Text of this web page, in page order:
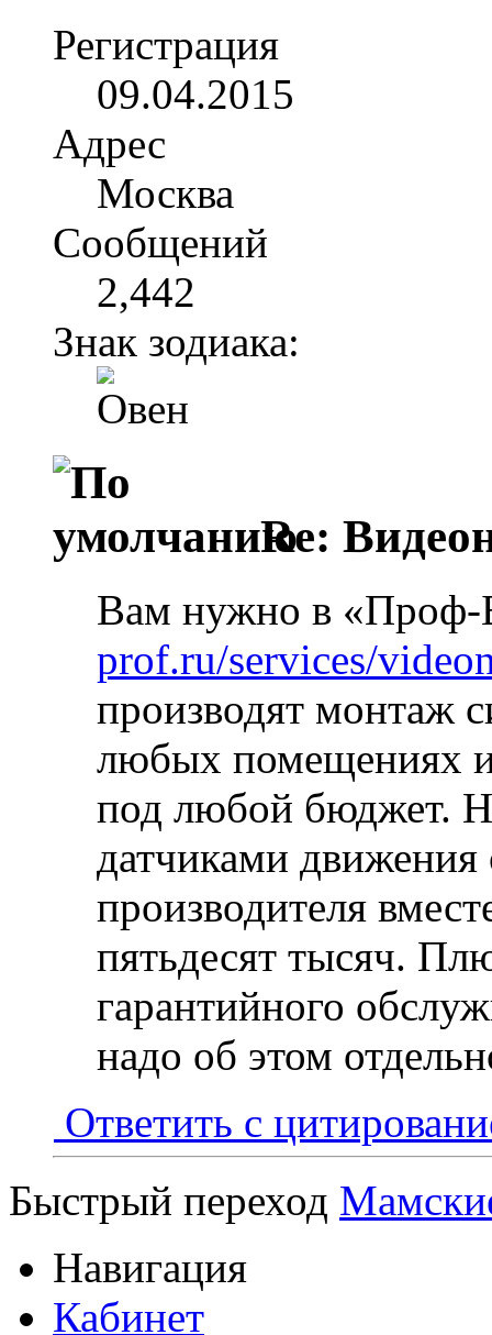
Регистрация
09.04.2015
Адрес
Москва
Сообщений
2,442
Знак зодиака:
Re:
Вам нужно в «Проф-
prof.ru/services/
производят монтаж
любых помещениях
под любой бюджет.
датчиками движения
производителя
пятьдесят тысяч.
гарантийного
надо об этом
Ответить с
Быстрый переход
Навигация
Кабинет